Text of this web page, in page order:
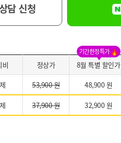
담 신청
기간한정특가
비 정상가 8월 특별 할인가
53,900 원 48,900 원
37,900 원 32,900 원